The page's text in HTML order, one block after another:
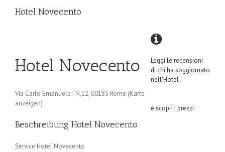
Hotel Novecento
Leggi le recensioni
di chi ha soggiornato
nell'Hotel
e scopri i prezzi
Hotel Novecento
Via Carlo Emanuele I N,12, 00185 Rome (Karte
anzeigen)
Beschreibung Hotel Novecento
Service Hotel Novecento